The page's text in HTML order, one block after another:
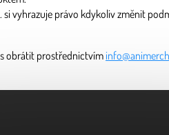
si vyhrazuje právo kdykoliv změnit
obrátit prostřednictvím